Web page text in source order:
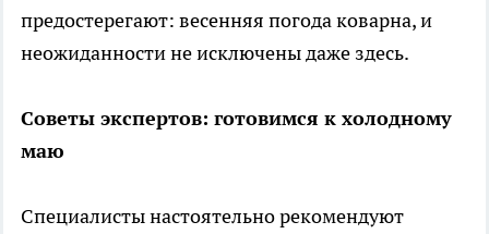
предостерегают: весенняя погода коварна, и
неожиданности не исключены даже здесь.
Советы экспертов: готовимся к холодному
маю
Специалисты настоятельно рекомендуют